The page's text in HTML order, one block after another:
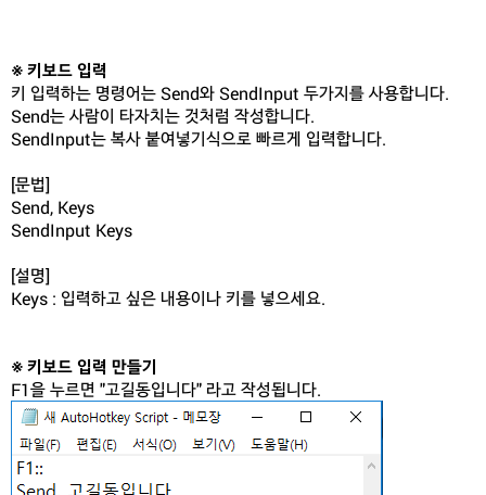
※ 키보드 입력
키 입력하는 명령어는 Send와 SendInput 두가지를 사용합니다.
Send는 사람이 타자치는 것처럼 작성합니다.
SendInput는 복사 붙여넣기식으로 빠르게 입력합니다.
[문법]
Send, Keys
SendInput Keys
[설명]
Keys : 입력하고 싶은 내용이나 키를 넣으세요.
※ 키보드 입력 만들기
F1을 누르면 "고길동입니다" 라고 작성됩니다.